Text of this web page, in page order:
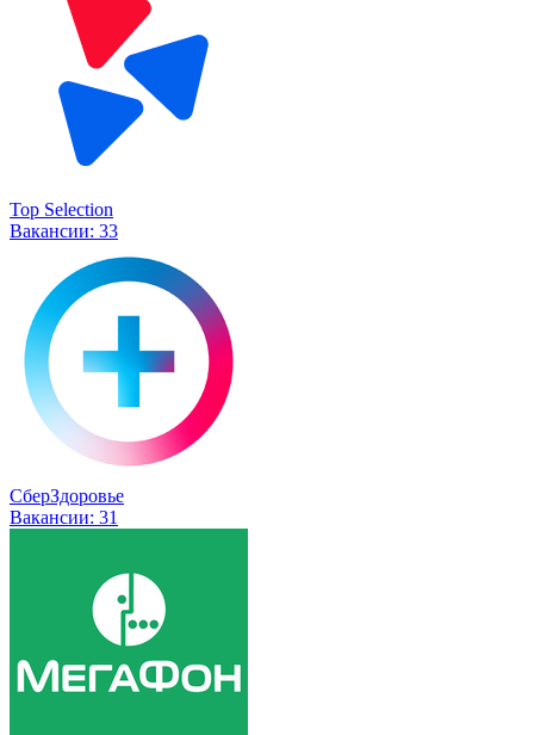
Top Selection
Вакансии: 33
СберЗдоровье
Вакансии: 31